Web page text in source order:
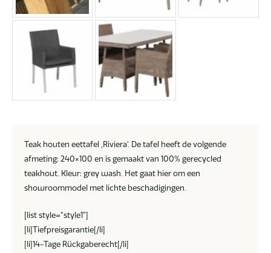
Teak houten eettafel ‚Riviera‘. De tafel heeft de volgende
afmeting: 240×100 en is gemaakt van 100% gerecycled
teakhout. Kleur: grey wash. Het gaat hier om een
showroommodel met lichte beschadigingen.
[list style=“style1″]
[li]Tiefpreisgarantie[/li]
[li]14-Tage Rückgaberecht[/li]